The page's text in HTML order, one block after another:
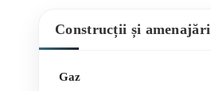
Construcții și amenajări
Gaz